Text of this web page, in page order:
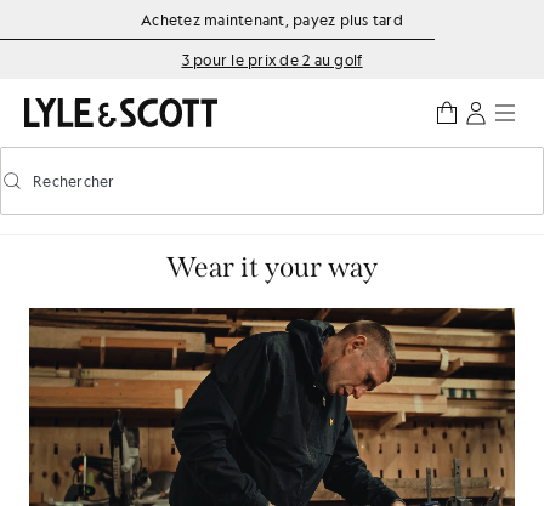
Aller directement au contenu principal
Informations sur l'accessibilité
Achetez maintenant, payez plus tard
3 pour le prix de 2 au golf
Activer/désactiver la recherche prédictive
Rechercher
Wear it your way